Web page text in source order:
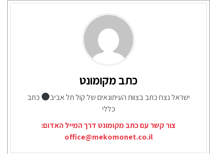
כתב מקומונט
ישראל נצח כתב בצוות העיתונאים של קול תל אביב
כתב
כללי
צור קשר עם כתב מקומונט דרך המייל האדום:
office@mekomonet.co.il